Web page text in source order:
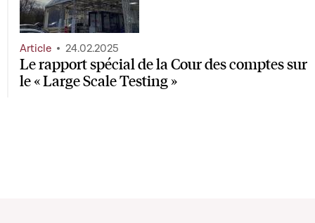
Le rapport spécial de la Cour des comptes sur
le « Large Scale Testing »
Article 24.02.2025